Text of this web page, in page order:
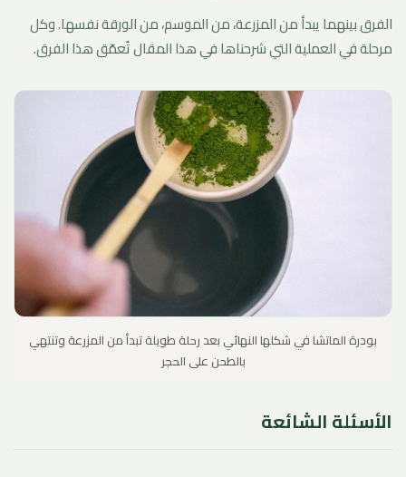
الفرق بينهما يبدأ من المزرعة، من الموسم، من الورقة نفسها. وكل
مرحلة في العملية التي شرحناها في هذا المقال تُعمّق هذا الفرق.
بودرة الماتشا في شكلها النهائي بعد رحلة طويلة تبدأ من المزرعة وتنتهي
بالطحن على الحجر
الأسئلة الشائعة